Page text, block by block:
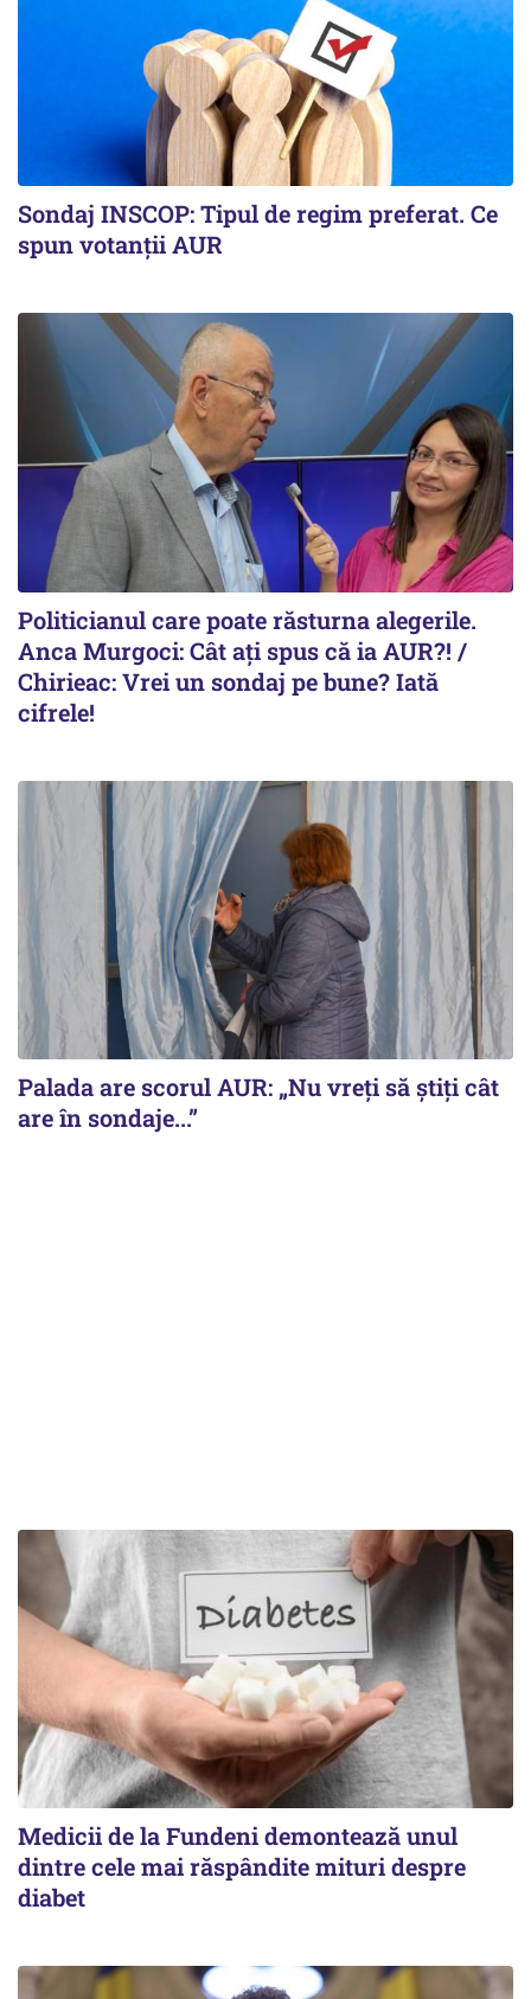
Sondaj INSCOP: Tipul de regim preferat. Ce
spun votanții AUR
Politicianul care poate răsturna alegerile.
Anca Murgoci: Cât ați spus că ia AUR?! /
Chirieac: Vrei un sondaj pe bune? Iată
cifrele!
Palada are scorul AUR: „Nu vreți să știți cât
are în sondaje...”
Medicii de la Fundeni demontează unul
dintre cele mai răspândite mituri despre
diabet